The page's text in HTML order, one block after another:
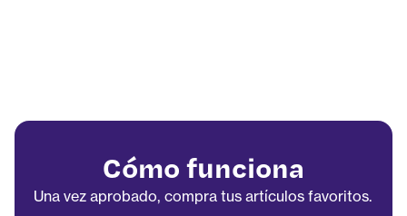
Cómo funciona
Una vez aprobado, compra tus artículos favoritos.